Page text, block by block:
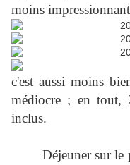
moins
c'est aussi moins
médiocre ; en tout,
inclus.
Déjeuner sur le